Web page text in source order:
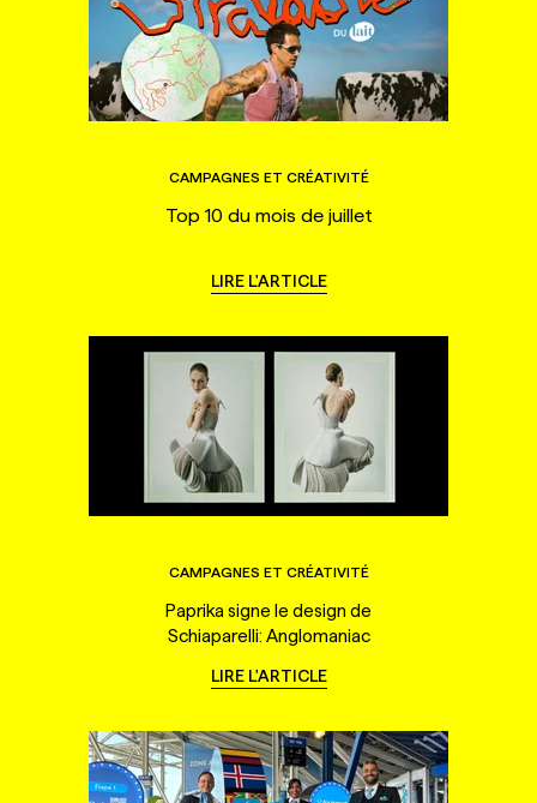
CAMPAGNES ET CRÉATIVITÉ
Top 10 du mois de juillet
LIRE L'ARTICLE
CAMPAGNES ET CRÉATIVITÉ
Paprika signe le design de
Schiaparelli: Anglomaniac
LIRE L'ARTICLE